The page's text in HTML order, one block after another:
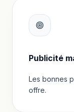
Publicité
Les bonnes
offre.